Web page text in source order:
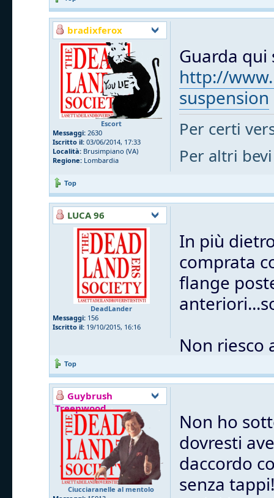
bradixferox
Escort
Messaggi: 2630
Iscritto il: 03/06/2014, 17:33
Località: Brusimpiano (VA)
Regione: Lombardia
Guarda qui
http://
suspension
Per certi
Per altri bevi
Top
LUCA 96
DeadLander
Messaggi: 156
Iscritto il: 19/10/2015, 16:16
In più
comprata
flange
Non riesco
Top
Guybrush
Treepwood
Ciucciaranelle al mentolo
Non ho
dovresti
daccordo
senza